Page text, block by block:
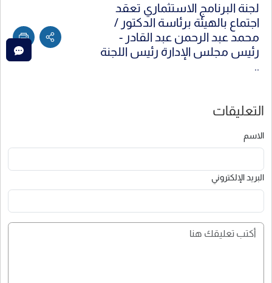
لجنة البرنامج الاستثماري تعقد
اجتماع بالهيئة برئاسة الدكتور /
محمد عبد الرحمن عبد القادر -
رئيس مجلس الإدارة رئيس اللجنة
..
التعليقات
الاسم
البريد الإلكتروني